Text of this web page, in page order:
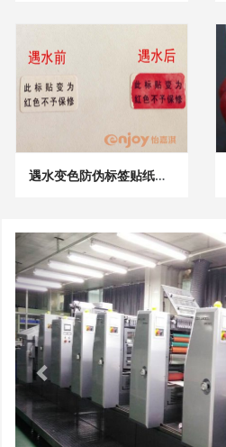
遇水变色防伪标签贴纸印刷
G
e
r
i